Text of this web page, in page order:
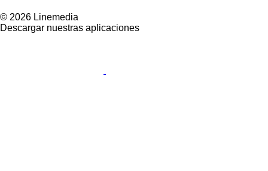
© 2026 Linemedia
Descargar nuestras aplicaciones